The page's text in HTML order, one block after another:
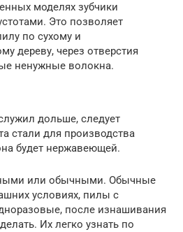
моделях зубчики
Это позволяет
по сухому и
дереву, через отверстия
ненужные волокна.
дольше, следует
стали для производства
будет нержавеющей.
или обычными. Обычные
условиях, пилы с
после изнашивания
Их легко узнать по